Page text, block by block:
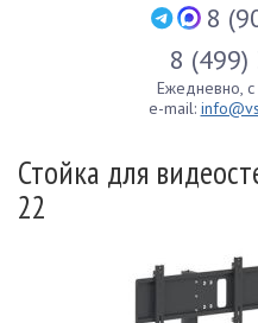
8
8 (499)
Ежедневно,
e-mail:
Стойка для
22